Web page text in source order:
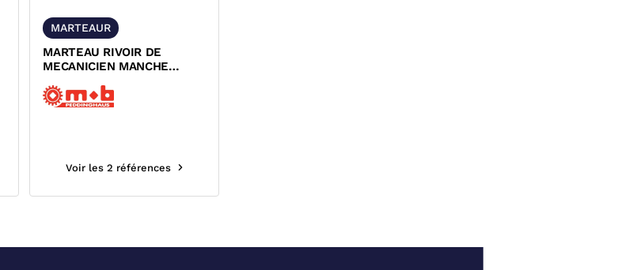
MARTEAUR
MARTEAU RIVOIR DE
MECANICIEN MANCHE
Voir les 2 références